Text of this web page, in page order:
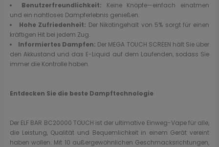
Benutzerfreundlichkeit: Keine Knöpfe—einfach einatmen
und ein nahtloses Dampferlebnis genießen.
Hohe Zufriedenheit: Der Nikotingehalt von 5% sorgt für einen
kräftigen Hit bei jedem Zug.
Informiertes Dampfen: Der MEGA TOUCH SCREEN hält Sie über
den Akkustand und das E-Liquid auf dem Laufenden, sodass Sie
immer die Kontrolle haben.
Entdecken Sie die beste Dampftechnologie
Der ELF BAR BC20000 TOUCH ist der ultimative Einweg-Vape für alle,
die Leistung, Qualität und Bequemlichkeit in einem Gerät vereint
haben wollen. Mit 10 außergewöhnlichen Geschmacksrichtungen,